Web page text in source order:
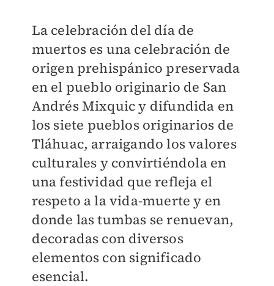
La celebración del día de
muertos es una celebración de
origen prehispánico preservada
en el pueblo originario de San
Andrés Mixquic y difundida en
los siete pueblos originarios de
Tláhuac, arraigando los valores
culturales y convirtiéndola en
una festividad que refleja el
respeto a la vida-muerte y en
donde las tumbas se renuevan,
decoradas con diversos
elementos con significado
esencial.